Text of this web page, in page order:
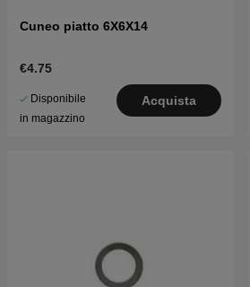
Cuneo piatto 6X6X14
€4.75
Disponibile
in magazzino
Acquista